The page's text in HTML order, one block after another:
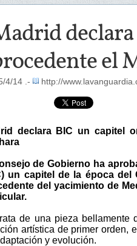
el
4/14 .- http://
declara BIC un capitel
de Gobierno ha
un capitel de la época del
del yacimiento de
de una pieza bellamente
artística de primer orden,
y evolución.